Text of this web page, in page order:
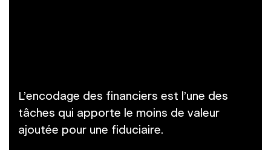
L’encodage des financiers est l’une des
tâches qui apporte le moins de valeur
ajoutée pour une fiduciaire.